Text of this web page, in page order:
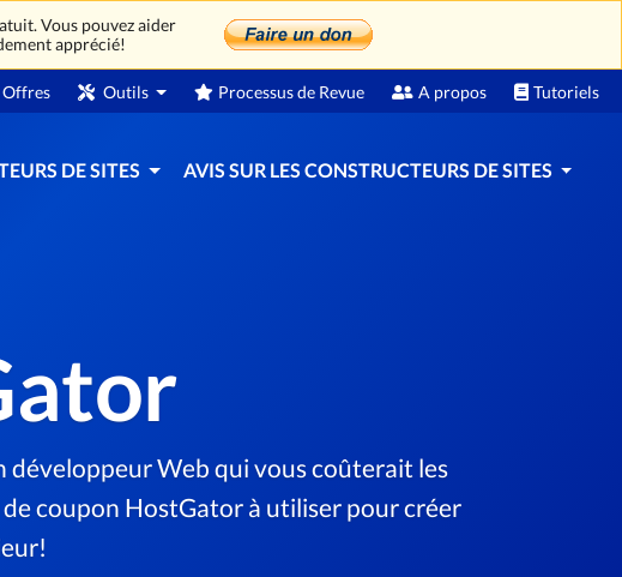
Vous pouvez aider
apprécié!
Offres Outils Processus de Revue A propos Tutoriels
DE SITES AVIS SUR LES CONSTRUCTEURS DE SITES
développeur Web qui vous coûterait les
coupon HostGator à utiliser pour créer